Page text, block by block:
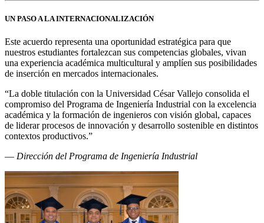
UN PASO A LA INTERNACIONALIZACIÓN
Este acuerdo representa una oportunidad estratégica para que
nuestros estudiantes fortalezcan sus competencias globales, vivan
una experiencia académica multicultural y amplíen sus posibilidades
de inserción en mercados internacionales.
“La doble titulación con la Universidad César Vallejo consolida el
compromiso del Programa de Ingeniería Industrial con la excelencia
académica y la formación de ingenieros con visión global, capaces
de liderar procesos de innovación y desarrollo sostenible en distintos
contextos productivos.”
— Dirección del Programa de Ingeniería Industrial